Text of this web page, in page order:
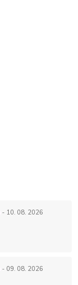
- 10. 08. 2026
- 09. 08. 2026